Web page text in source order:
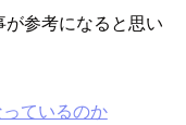
参考になると思い
ているのか